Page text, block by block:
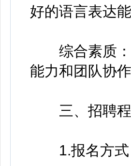
好的语言表达
综合素质：
能力和团队协
三、招聘程
1.报名方式